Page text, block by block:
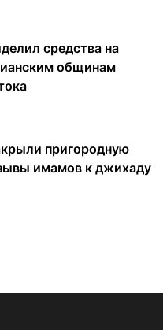
средства на
общинам
пригородную
имамов к джихаду